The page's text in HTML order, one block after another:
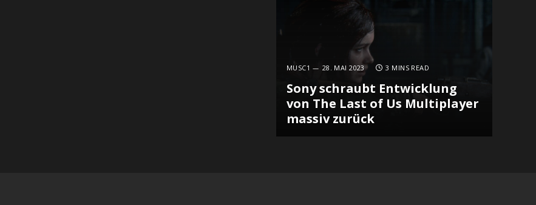
MUSC1 28. MAI 2023 3 MINS READ
Sony schraubt Entwicklung
von The Last of Us Multiplayer
massiv zurück